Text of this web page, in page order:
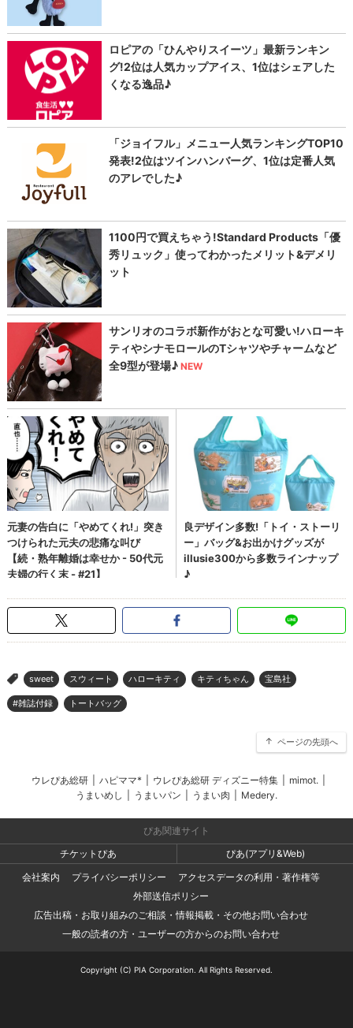
> sweet スウィート ハローキティ キティちゃん 宝島社
#雑誌付録 トートバッグ
ページの先頭へ
ウレぴあ総研 ハピママ* ウレぴあ総研 ディズニー特集 mimot.
うまいめし
うまいパン うまい肉 Medery.
ぴあ関連サイト
チケットぴあ
ぴあ(アプリ&Web)
会社案内
プライバシーポリシー
アクセスデータの利用・著作権等
外部送信ポリシー
広告出稿・お取り組みのご相談・情報掲載・その他お問い合わせ
一般の読者の方・ユーザーの方からのお問い合わせ
Copyright (C) PIA Corporation. All Rights Reserved.